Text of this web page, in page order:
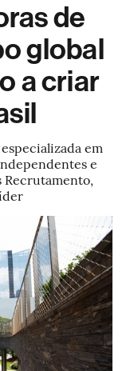
de
global
a criar
em
e
Recrutamento,